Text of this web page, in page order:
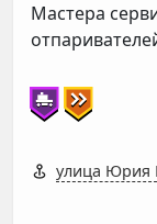
Мастера
улица Юрия